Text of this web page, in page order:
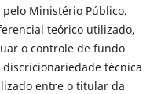
Ministério Público.
teórico utilizado,
o controle de fundo
técnica
entre o titular da